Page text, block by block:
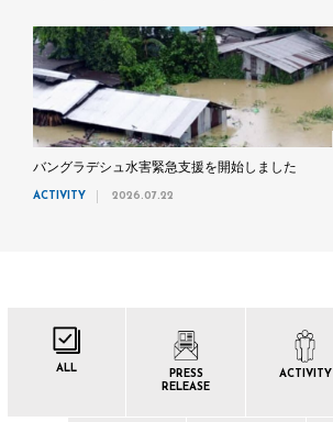
バングラデシュ水害緊急支援を開始しました
ACTIVITY 2026.07.22
ALL
PRESS
RELEASE
ACTIVITY